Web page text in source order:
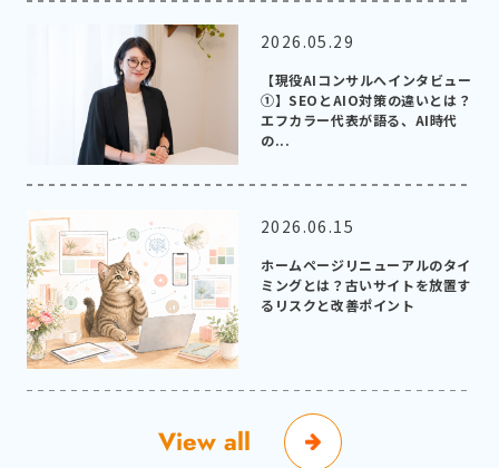
2026.05.29
【現役AIコンサルへインタビュー
①】SEOとAIO対策の違いとは？
エフカラー代表が語る、AI時代
の...
2026.06.15
ホームページリニューアルのタイ
ミングとは？古いサイトを放置す
るリスクと改善ポイント
View all